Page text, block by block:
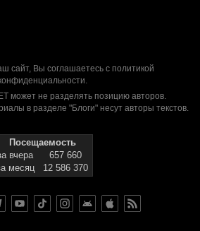
сайт, Вы соглашаетесь с политикой
.
может не разделять позицию авторов.
в разделе "Блоги" несут авторы текстов.
Посещаемость
вчера
657 660
месяц
12 586 370